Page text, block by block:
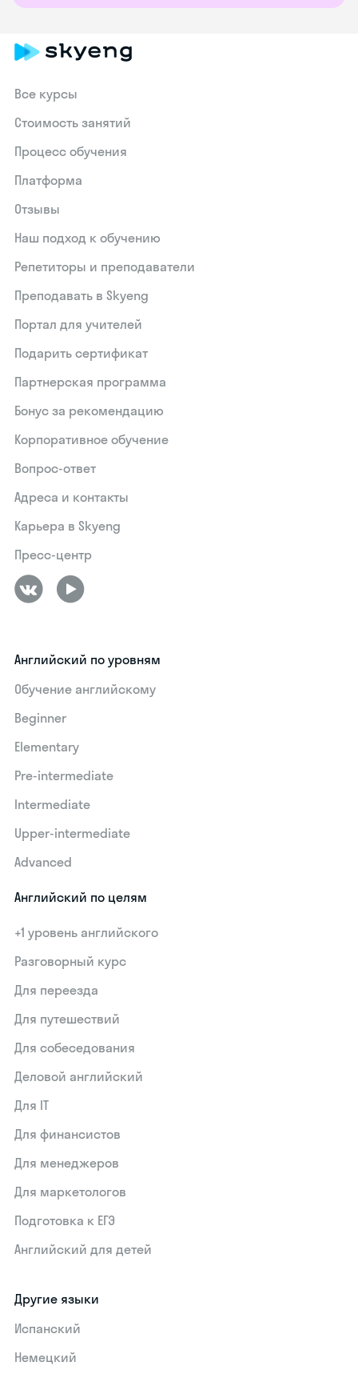
Все курсы
Стоимость занятий
Процесс обучения
Платформа
Отзывы
Наш подход к обучению
Репетиторы и преподаватели
Преподавать в Skyeng
Портал для учителей
Подарить сертификат
Партнерская программа
Бонус за рекомендацию
Корпоративное обучение
Вопрос-ответ
Адреса и контакты
Карьера в Skyeng
Пресс-центр
Английский по уровням
Обучение английскому
Beginner
Elementary
Pre-intermediate
Intermediate
Upper-intermediate
Advanced
Английский по целям
+1 уровень английского
Разговорный курс
Для переезда
Для путешествий
Для собеседования
Деловой английский
Для IT
Для финансистов
Для менеджеров
Для маркетологов
Подготовка к ЕГЭ
Английский для детей
Другие языки
Испанский
Немецкий